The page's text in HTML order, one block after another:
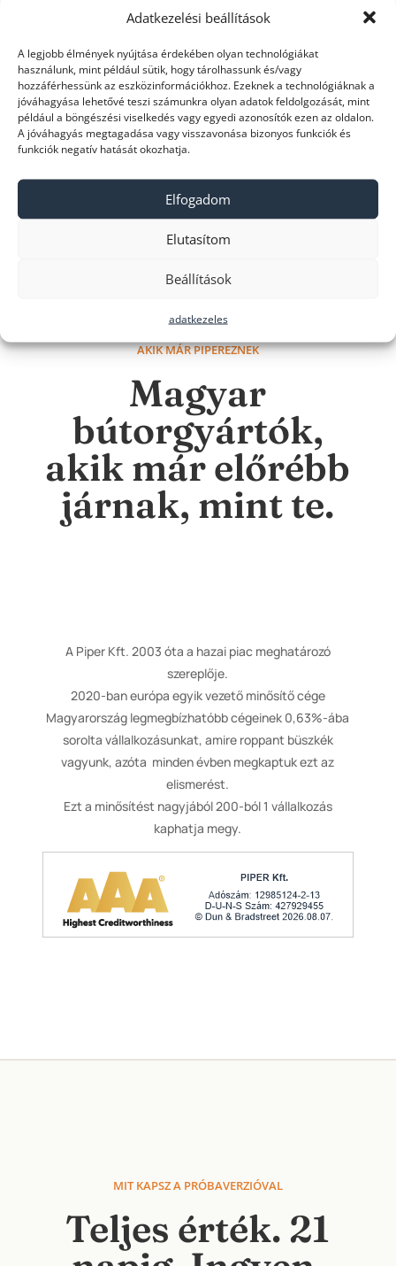
Adatkezelési beállítások
A legjobb élmények nyújtása érdekében olyan technológiákat
használunk, mint például sütik, hogy tárolhassunk és/vagy
hozzáférhessünk az eszközinformációkhoz. Ezeknek a technológiáknak a
jóváhagyása lehetővé teszi számunkra olyan adatok feldolgozását, mint
például a böngészési viselkedés vagy egyedi azonosítók ezen az oldalon.
A jóváhagyás megtagadása vagy visszavonása bizonyos funkciók és
funkciók negatív hatását okozhatja.
Elfogadom
Elutasítom
Beállítások
adatkezeles
nézi meg a kész konyháját, mintha
sokkal könnyebben „igen” lesz.
AKIK MÁR PIPEREZNEK
Magyar
bútorgyártók,
akik már előrébb
járnak, mint te.
A Piper Kft. 2003 óta a hazai piac meghatározó
szereplője.
2020-ban európa egyik vezető minősítő cége
Magyarország legmegbízhatóbb cégeinek 0,63%-ába
sorolta vállalkozásunkat, amire roppant büszkék
vagyunk, azóta minden évben megkaptuk ezt az
elismerést.
Ezt a minősítést nagyjából 200-ból 1 vállalkozás
kaphatja megy.
MIT KAPSZ A PRÓBAVERZIÓVAL
Teljes érték. 21